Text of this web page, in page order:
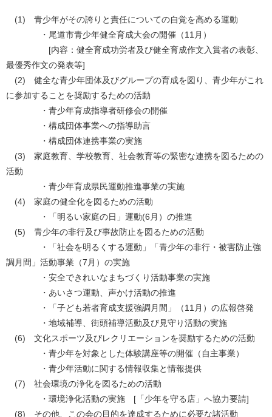
(1) 青少年がその誇りと責任についての自覚を高める運動
・尾道市青少年健全育成大会の開催（11月）
[内容：健全育成功労者及び健全育成作文入賞者の表彰、
最優秀作文の発表等]
(2) 健全な青少年団体及びグループの育成を図り、青少年がこれ
に参加することを奨励するための活動
・青少年育成指導者研修会の開催
・構成団体事業への指導助言
・構成団体連携事業の実施
(3) 家庭教育、学校教育、社会教育等の緊密な連携を図るための
活動
・青少年育成県民運動推進事業の実施
(4) 家庭の健全化を図るための活動
・「明るい家庭の日」運動(6月）の推進
(5) 青少年の非行及び事故防止を図るための活動
・「社会を明るくする運動」「青少年の非行・被害防止強
調月間」活動事業（7月）の実施
・安全できれいなまちづくり活動事業の実施
・あいさつ運動、声かけ活動の推進
・「子ども若者育成支援強調月間」（11月）の広報啓発
・地域補導、街頭補導活動及び見守り活動の実施
(6) 文化スポーツ及びレクリエーションを奨励するための活動
・青少年を対象とした体験講座等の開催（自主事業）
・青少年活動に関する情報収集と情報提供
(7) 社会環境の浄化を図るための活動
・環境浄化活動の実施 [「少年を守る店」へ協力要請]
(8) その他、この会の目的を達成するために必要な諸活動